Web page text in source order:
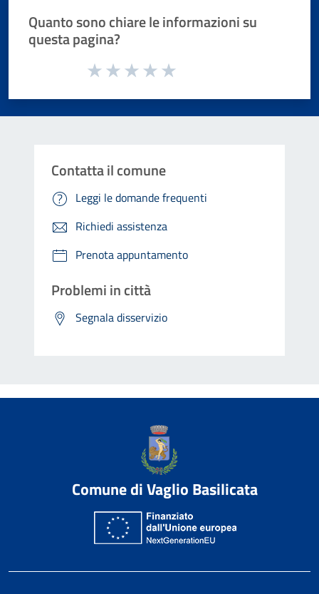
Quanto sono chiare le informazioni su
questa pagina?
Valuta da 1 a 5 stelle la pagina
Contatta il comune
Leggi le domande frequenti
Richiedi assistenza
Prenota appuntamento
Problemi in città
Segnala disservizio
Comune di Vaglio Basilicata